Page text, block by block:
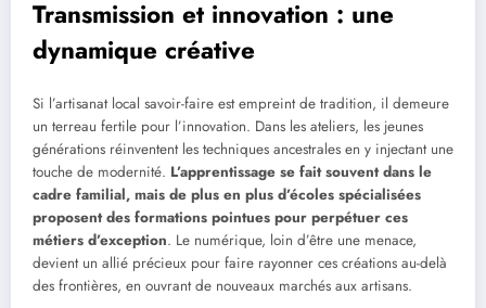
Transmission et innovation : une
dynamique créative
Si l’artisanat local savoir-faire est empreint de tradition, il demeure
un terreau fertile pour l’innovation. Dans les ateliers, les jeunes
générations réinventent les techniques ancestrales en y injectant une
touche de modernité. L’apprentissage se fait souvent dans le
cadre familial, mais de plus en plus d’écoles spécialisées
proposent des formations pointues pour perpétuer ces
métiers d’exception. Le numérique, loin d’être une menace,
devient un allié précieux pour faire rayonner ces créations au-delà
des frontières, en ouvrant de nouveaux marchés aux artisans.